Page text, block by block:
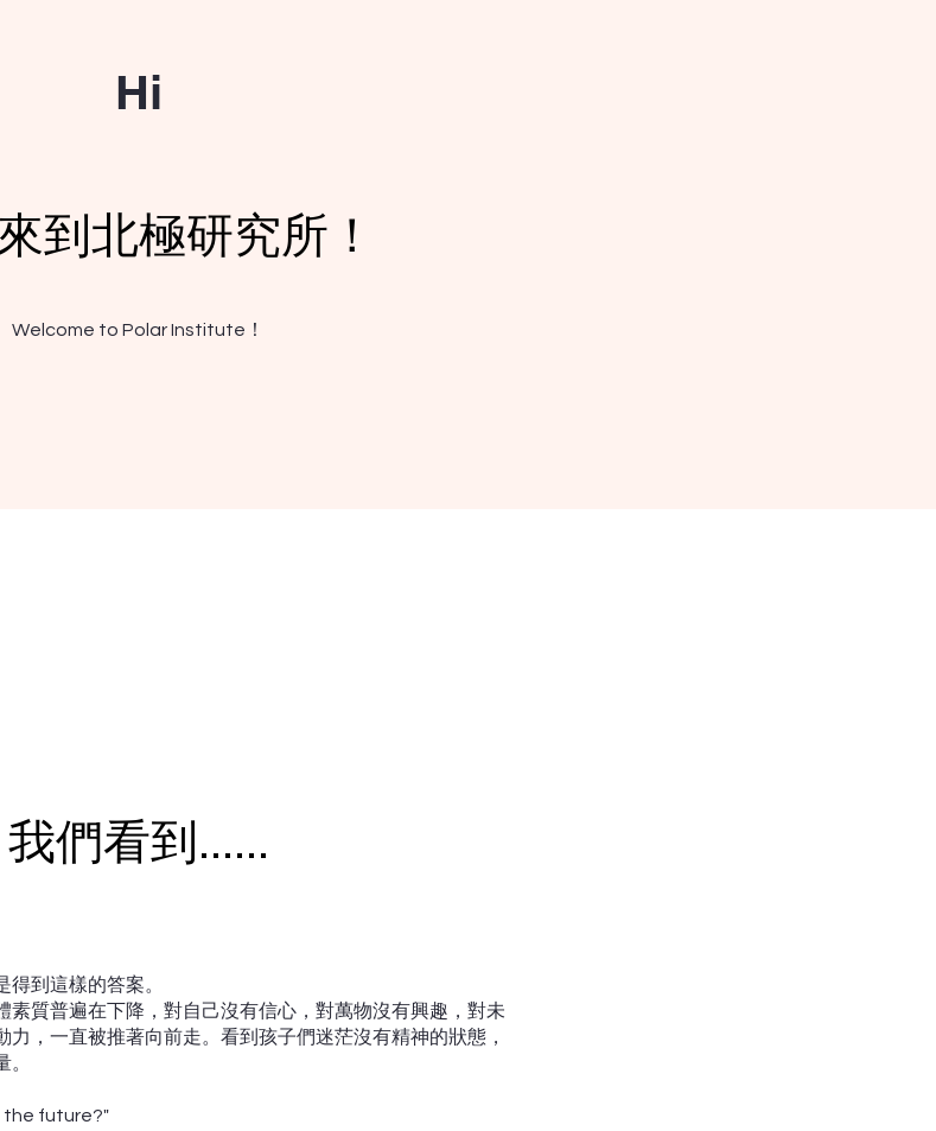
Hi
到北極研究所！
Welcome to Polar Institute！
我們看到......
到這樣的答案。
素質普遍在下降，對自己沒有信心，對萬物沒有興趣，對未
力，一直被推著向前走。看到孩子們迷茫沒有精神的狀態，
the future?"